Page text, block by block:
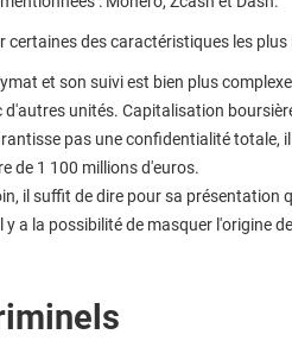
certaines des caractéristiques les
et son suivi est bien plus
d'autres unités. Capitalisation
pas une confidentialité totale,
de 1 100 millions d'euros.
il suffit de dire pour sa présentation
y a la possibilité de masquer l'origine